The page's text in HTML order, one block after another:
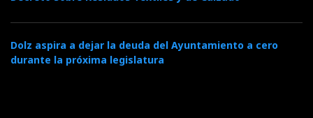
Dolz aspira a dejar la deuda del Ayuntamiento a cero
durante la próxima legislatura